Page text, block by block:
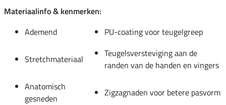
Materiaalinfo & kenmerken:
Ademend
PU-coating voor teugelgreep
Stretchmateriaal
Teugelsversteviging aan de
randen van de handen en vingers
Anatomisch
gesneden
Zigzagnaden voor betere pasvorm